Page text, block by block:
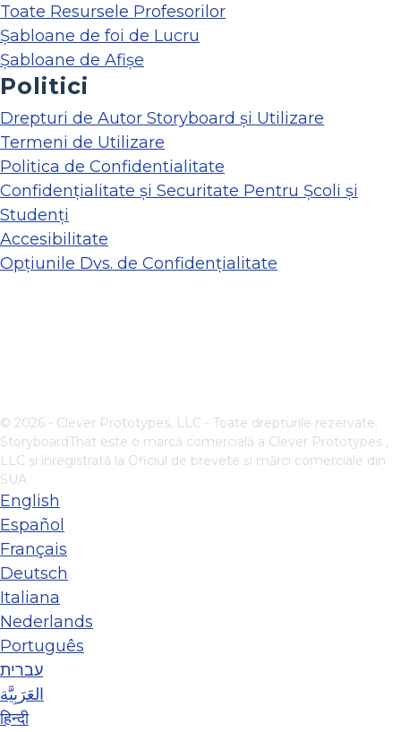
Toate Resursele Profesorilor
Șabloane de foi de Lucru
Șabloane de Afișe
Politici
Drepturi de Autor Storyboard și Utilizare
Termeni de Utilizare
Politica de Confidentialitate
Confidențialitate și Securitate Pentru Școli și
Studenți
Accesibilitate
Opțiunile Dvs. de Confidențialitate
© 2026 - Clever Prototypes, LLC - Toate drepturile rezervate.
StoryboardThat este o marcă comercială a Clever Prototypes ,
LLC și înregistrată la Oficiul de brevete și mărci comerciale din
SUA
English
Español
Français
Deutsch
Italiana
Nederlands
Português
עברית
العَرَبِيَّة
हिन्दी